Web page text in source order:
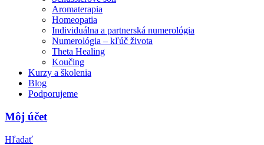
Aromaterapia
Homeopatia
Individuálna a partnerská numerológia
Numerológia – kľúč života
Theta Healing
Koučing
Kurzy a školenia
Blog
Podporujeme
Môj účet
Hľadať